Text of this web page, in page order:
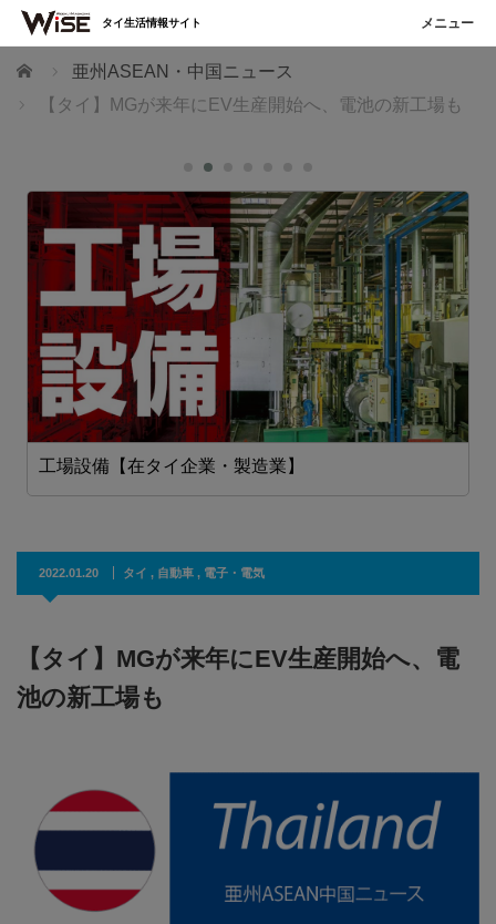
ホーム
亜州ASEAN・中国ニュース
【タイ】MGが来年にEV生産開始へ、電池の新工場も
工場設備【在タイ企業・製造業】
2022.01.20 タイ , 自動車 , 電子・電気
【タイ】MGが来年にEV生産開始へ、電
池の新工場も
タイ生活情報サイト